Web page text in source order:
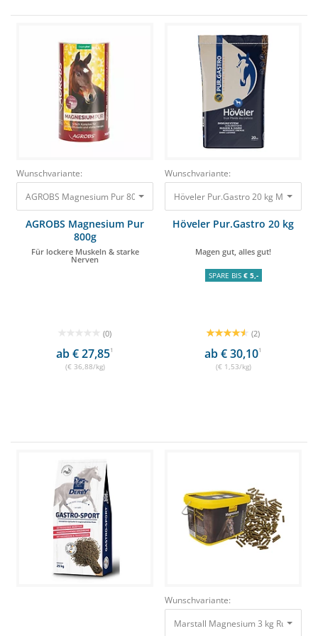
Wunschvariante:
AGROBS Magnesium Pur 800g Für lockere Muskeln & starke Nerven
AGROBS Magnesium Pur
800g
Für lockere Muskeln & starke
Nerven
(0)
ab € 27,851
(€ 36,88/kg)
Wunschvariante:
Höveler Pur.Gastro 20 kg Magen
Höveler Pur.Gastro 20 kg
Magen gut, alles gut!
SPARE BIS € 5,-
(2)
ab € 30,101
(€ 1,53/kg)
Wunschvariante:
Marstall Magnesium 3 kg Ruhe